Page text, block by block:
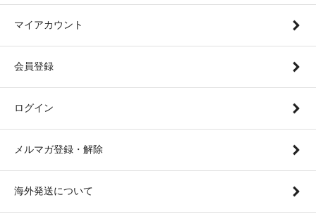
マイアカウント
会員登録
ログイン
メルマガ登録・解除
海外発送について